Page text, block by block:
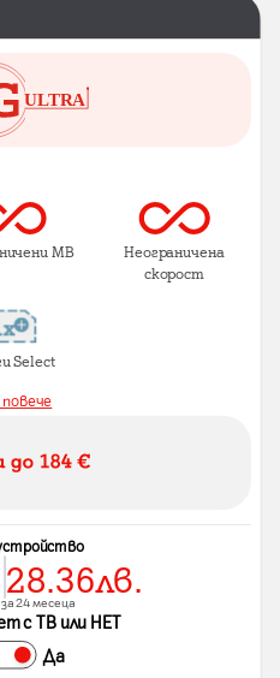
MB Неограничена
скорост
Select
28.36лв.
24 месеца
с ТВ или НЕТ
Да